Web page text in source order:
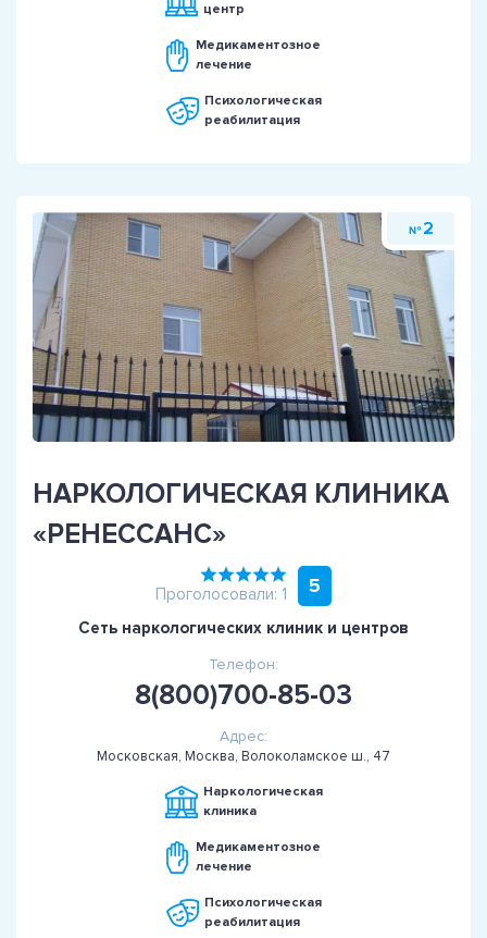
центр
Медикаментозное
лечение
Психологическая
реабилитация
№ 2
НАРКОЛОГИЧЕСКАЯ КЛИНИКА
«РЕНЕССАНС»
Проголосовали: 1 5
Сеть наркологических клиник и центров
Телефон:
8(800)700-85-03
Адрес:
Московская, Москва, Волоколамское ш., 47
Наркологическая
клиника
Медикаментозное
лечение
Психологическая
реабилитация